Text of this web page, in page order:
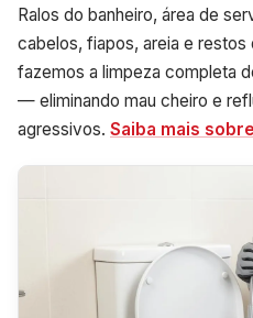
Ralos do banheiro, área de
cabelos, fiapos, areia e restos
fazemos a limpeza completa
— eliminando mau cheiro e
agressivos. Saiba mais